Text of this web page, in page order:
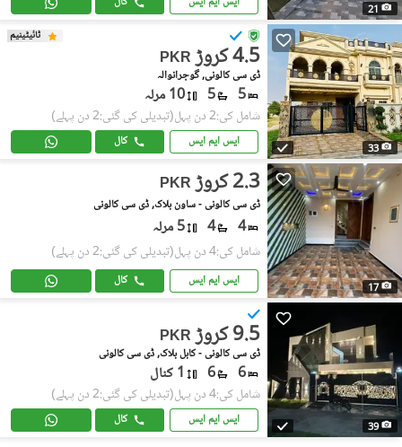
21
33
ٹائیٹینیم
PKR 4.5 کروڑ
ڈی سی کالونی, گوجرانوالہ
5
5 10 مرلہ
شامل کی:2 دن پہل (تبدیلی کی گئی:2 دن پہلے)
ایس ایم ایس کال
17
PKR 2.3 کروڑ
ڈی سی کالونی - ساون بلاک, ڈی سی کالونی
4
4 5 مرلہ
شامل کی:4 دن پہل (تبدیلی کی گئی:2 دن پہلے)
ایس ایم ایس کال
39
PKR 9.5 کروڑ
ڈی سی کالونی - کابل بلاک, ڈی سی کالونی
6
6 1 کنال
شامل کی:4 دن پہل (تبدیلی کی گئی:2 دن پہلے)
ایس ایم ایس کال